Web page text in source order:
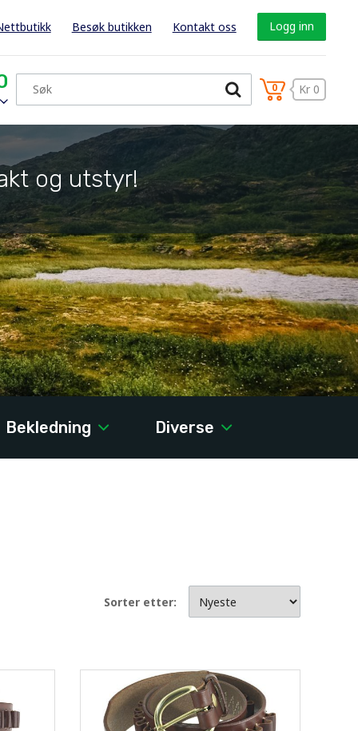
Besøk butikken Kontakt oss Logg inn
0 Kr 0
og utstyr!
Bekledning Diverse
Sorter etter: